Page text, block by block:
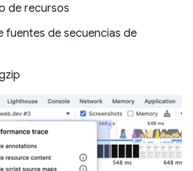
de recursos
fuentes de secuencias de